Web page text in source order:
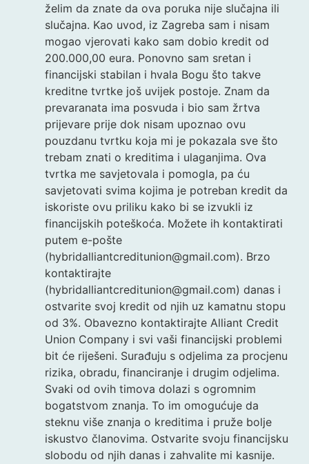
želim da znate da ova poruka nije slučajna ili
slučajna. Kao uvod, iz Zagreba sam i nisam
mogao vjerovati kako sam dobio kredit od
200.000,00 eura. Ponovno sam sretan i
financijski stabilan i hvala Bogu što takve
kreditne tvrtke još uvijek postoje. Znam da
prevaranata ima posvuda i bio sam žrtva
prijevare prije dok nisam upoznao ovu
pouzdanu tvrtku koja mi je pokazala sve što
trebam znati o kreditima i ulaganjima. Ova
tvrtka me savjetovala i pomogla, pa ću
savjetovati svima kojima je potreban kredit da
iskoriste ovu priliku kako bi se izvukli iz
financijskih poteškoća. Možete ih kontaktirati
putem e-pošte
(hybridalliantcreditunion@gmail.com). Brzo
kontaktirajte
(hybridalliantcreditunion@gmail.com) danas i
ostvarite svoj kredit od njih uz kamatnu stopu
od 3%. Obavezno kontaktirajte Alliant Credit
Union Company i svi vaši financijski problemi
bit će riješeni. Surađuju s odjelima za procjenu
rizika, obradu, financiranje i drugim odjelima.
Svaki od ovih timova dolazi s ogromnim
bogatstvom znanja. To im omogućuje da
steknu više znanja o kreditima i pruže bolje
iskustvo članovima. Ostvarite svoju financijsku
slobodu od njih danas i zahvalite mi kasnije.